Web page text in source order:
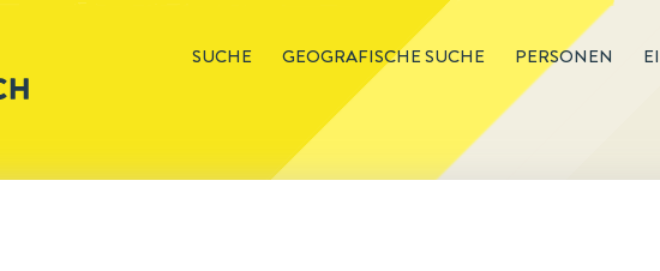
SUCHE GEOGRAFISCHE SUCHE PERSONEN